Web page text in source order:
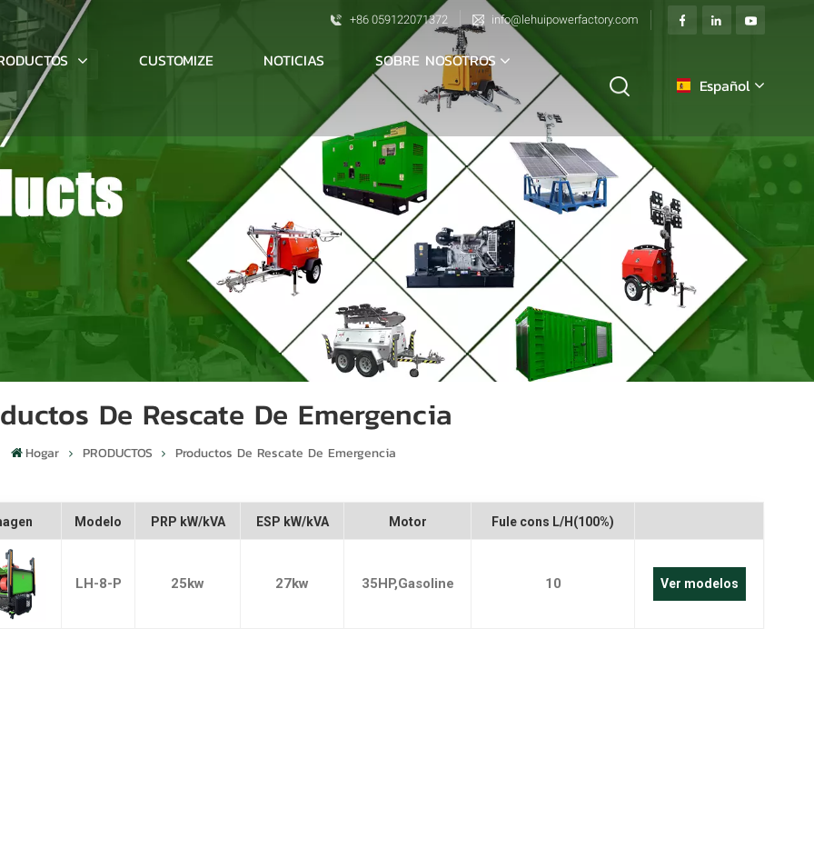
+86 059122071372 info@lehuipowerfactory.com
CUSTOMIZE NOTICIAS SOBRE NOSOTROS
Español
français
Deutsch
italiano
русский
español
De Rescate De Emergencia
Hogar PRODUCTOS Productos De Rescate De Emergencia
Modelo PRP kW/kVA ESP kW/kVA Motor Fule cons L/H(100%)
LH-8-P 25kw 27kw 35HP,Gasoline 10 Ver modelos